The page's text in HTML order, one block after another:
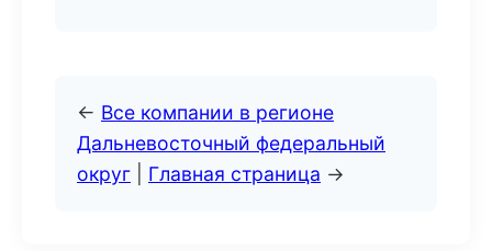
← Все компании в регионе
Дальневосточный федеральный
округ
Главная страница →